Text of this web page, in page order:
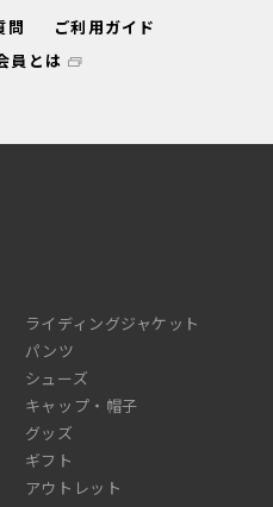
問
ご利用ガイド
員とは
ライディングジャケット
パンツ
シューズ
キャップ・帽子
グッズ
ギフト
アウトレット